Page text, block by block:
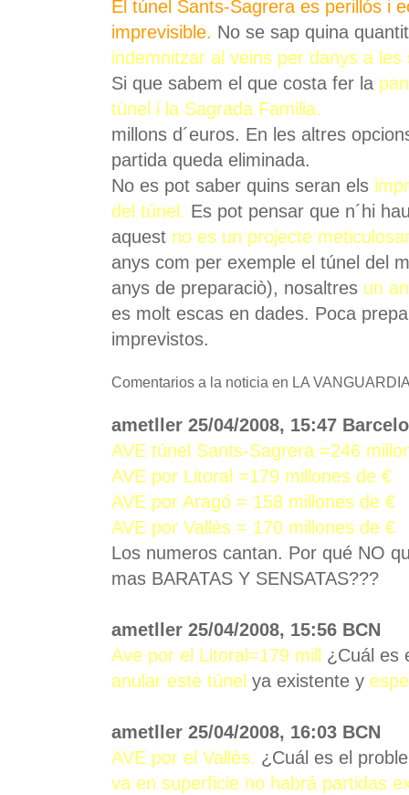
El túnel Sants-Sagrera es perillós i
imprevisible. No se sap quina
indemnitzar al veins per danys a les
Si que sabem el que costa fer la
túnel i la Sagrada Familia.
millons d´euros. En les altres
partida queda eliminada.
No es pot saber quins seran els
del túnel. Es pot pensar que n´hi
aquest no es un projecte
anys com per exemple el túnel del
anys de preparaciò), nosaltres un
es molt escas en dades. Poca
imprevistos.
Comentarios a la noticia en LA
ametller 25/04/2008, 15:47
AVE túnel Sants-Sagrera =246
AVE por Litoral =179 millones de €
AVE por Aragó = 158 millones de €
AVE por Vallès = 170 millones de €
Los numeros cantan. Por qué NO
mas BARATAS Y SENSATAS???
ametller 25/04/2008, 15:56 BCN
Ave por el Litoral=179 mill
¿Cuál es
anular este túnel ya existente y
ametller 25/04/2008, 16:03 BCN
AVE por el Vallès. ¿Cuál es el
va en superficie no habrá partidas